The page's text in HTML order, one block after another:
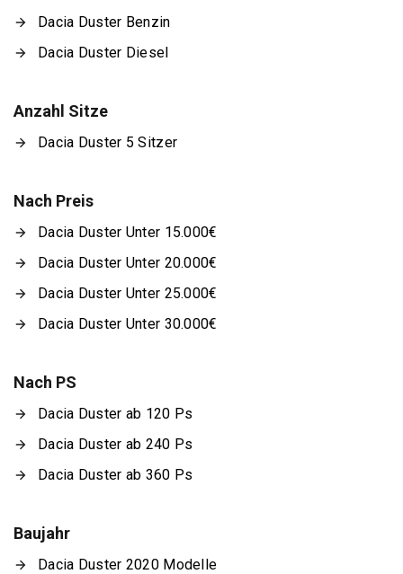
Dacia Duster Benzin
Dacia Duster Diesel
Anzahl Sitze
Dacia Duster 5 Sitzer
Nach Preis
Dacia Duster Unter 15.000€
Dacia Duster Unter 20.000€
Dacia Duster Unter 25.000€
Dacia Duster Unter 30.000€
Nach PS
Dacia Duster ab 120 Ps
Dacia Duster ab 240 Ps
Dacia Duster ab 360 Ps
Baujahr
Dacia Duster 2020 Modelle